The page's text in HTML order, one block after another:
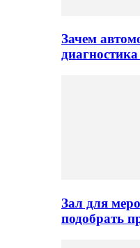
Зачем
Зал для
подобрать